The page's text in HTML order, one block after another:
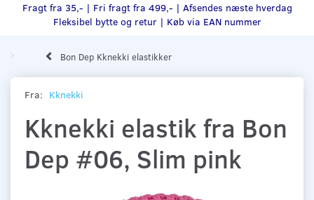
Fragt fra 35,- | Fri fragt fra 499,- | Afsendes næste hverdag
Fleksibel bytte og retur | Køb via EAN nummer
Bon Dep Kknekki elastikker
Fra: Kknekki
Kknekki elastik fra Bon
Dep #06, Slim pink